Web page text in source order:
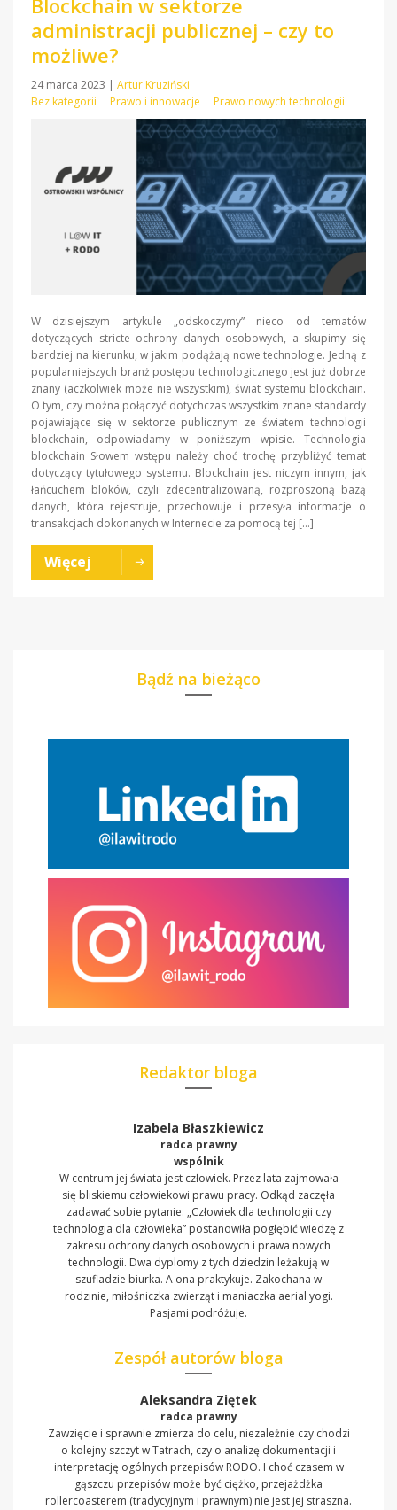
Blockchain w sektorze
administracji publicznej – czy to
możliwe?
24 marca 2023 | Artur Kruziński
Bez kategorii
Prawo i innowacje Prawo nowych technologii
W dzisiejszym artykule „odskoczymy” nieco od tematów
dotyczących stricte ochrony danych osobowych, a skupimy się
bardziej na kierunku, w jakim podążają nowe technologie. Jedną z
popularniejszych branż postępu technologicznego jest już dobrze
znany (aczkolwiek może nie wszystkim), świat systemu blockchain.
O tym, czy można połączyć dotychczas wszystkim znane standardy
pojawiające się w sektorze publicznym ze światem technologii
blockchain, odpowiadamy w poniższym wpisie. Technologia
blockchain Słowem wstępu należy choć trochę przybliżyć temat
dotyczący tytułowego systemu. Blockchain jest niczym innym, jak
łańcuchem bloków, czyli zdecentralizowaną, rozproszoną bazą
danych, która rejestruje, przechowuje i przesyła informacje o
transakcjach dokonanych w Internecie za pomocą tej […]
Więcej
Bądź na bieżąco
Redaktor bloga
Izabela Błaszkiewicz
radca prawny
wspólnik
W centrum jej świata jest człowiek. Przez lata zajmowała
się bliskiemu człowiekowi prawu pracy. Odkąd zaczęła
zadawać sobie pytanie: „Człowiek dla technologii czy
technologia dla człowieka” postanowiła pogłębić wiedzę z
zakresu ochrony danych osobowych i prawa nowych
technologii. Dwa dyplomy z tych dziedzin leżakują w
szufladzie biurka. A ona praktykuje. Zakochana w
rodzinie, miłośniczka zwierząt i maniaczka aerial yogi.
Pasjami podróżuje.
Zespół autorów bloga
Aleksandra Ziętek
radca prawny
Zawzięcie i sprawnie zmierza do celu, niezależnie czy chodzi
o kolejny szczyt w Tatrach, czy o analizę dokumentacji i
interpretację ogólnych przepisów RODO. I choć czasem w
gąszczu przepisów może być ciężko, przejażdżka
rollercoasterem (tradycyjnym i prawnym) nie jest jej straszna.